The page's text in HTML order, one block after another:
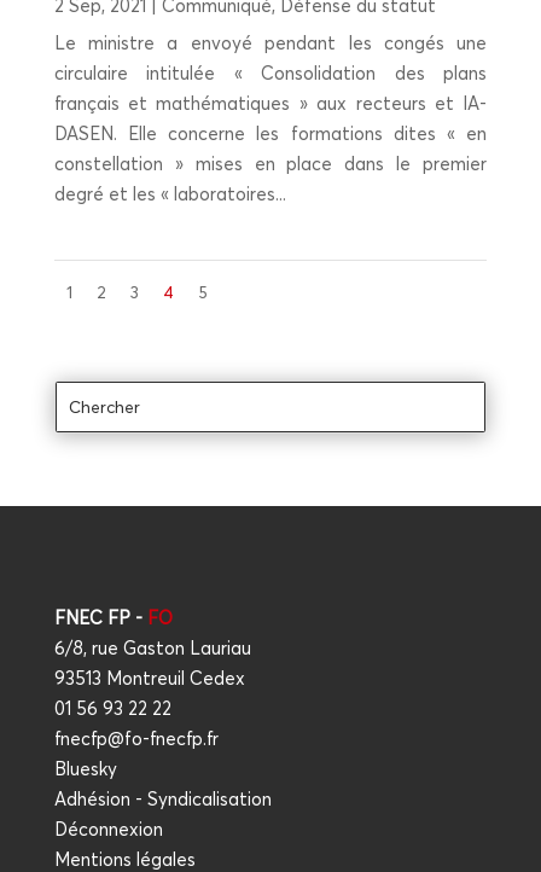
2 Sep, 2021 Communiqué, Défense du statut
Le ministre a envoyé pendant les congés une
circulaire intitulée « Consolidation des plans
français et mathématiques » aux recteurs et IA-
DASEN. Elle concerne les formations dites « en
constellation » mises en place dans le premier
degré et les « laboratoires...
1 2 3 4 5
FNEC FP -FO
6/8, rue Gaston Lauriau
93513 Montreuil Cedex
01 56 93 22 22
fnecfp@fo-fnecfp.fr
Bluesky
Adhésion - Syndicalisation
Déconnexion
Mentions légales